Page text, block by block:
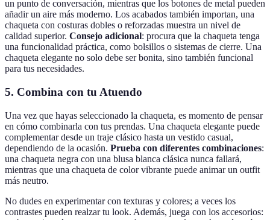
un punto de conversación, mientras que los botones de metal pueden
añadir un aire más moderno. Los acabados también importan, una
chaqueta con costuras dobles o reforzadas muestra un nivel de
calidad superior. Consejo adicional: procura que la chaqueta tenga
una funcionalidad práctica, como bolsillos o sistemas de cierre. Una
chaqueta elegante no solo debe ser bonita, sino también funcional
para tus necesidades.
5. Combina con tu Atuendo
Una vez que hayas seleccionado la chaqueta, es momento de pensar
en cómo combinarla con tus prendas. Una chaqueta elegante puede
complementar desde un traje clásico hasta un vestido casual,
dependiendo de la ocasión. Prueba con diferentes combinaciones:
una chaqueta negra con una blusa blanca clásica nunca fallará,
mientras que una chaqueta de color vibrante puede animar un outfit
más neutro.
No dudes en experimentar con texturas y colores; a veces los
contrastes pueden realzar tu look. Además, juega con los accesorios: